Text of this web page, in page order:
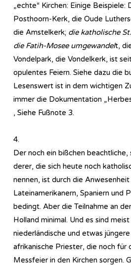
„echte“ Kirchen: Einige Beispiele:
Posthoorn-Kerk, die Oude
die Amstelkerk; die katholische
die Fatih-Mosee umgewandelt,
Vondelpark, die Vondelkerk, ist
opulentes Feiern. Siehe dazu die
Lesenswert ist in dem wichtigen
immer die Dokumentation
, Siehe Fußnote 3.
4.
Der noch ein bißchen beachtliche,
derer, die sich heute noch
nennen, ist durch die Anwesenheit
Lateinamerikanern, Spaniern und
bedingt. Aber die Teilnahme an
Holland minimal. Und es sind
niederländische und etwas
afrikanische Priester, die noch für
Messfeier in den Kirchen sorgen.